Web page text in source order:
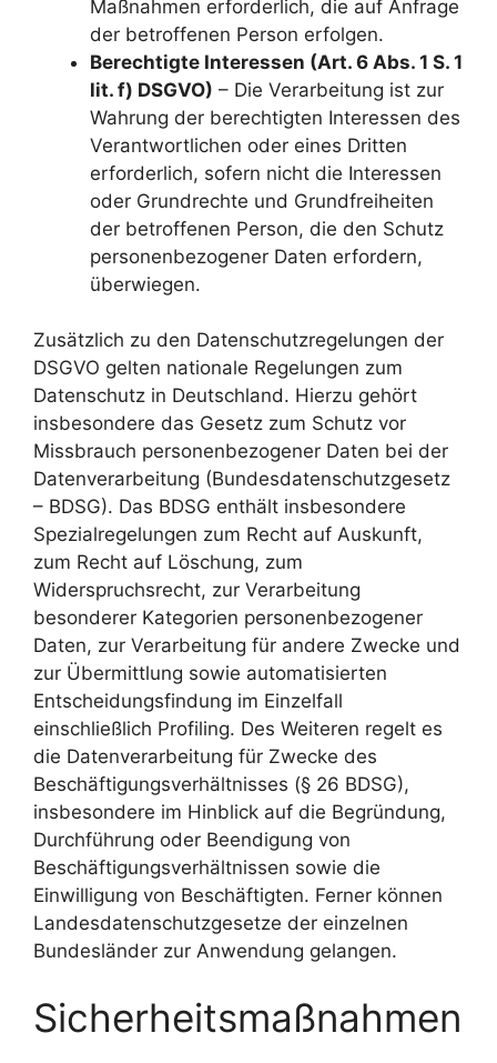
Maßnahmen erforderlich, die auf Anfrage
der betroffenen Person erfolgen.
Berechtigte Interessen (Art. 6 Abs. 1 S. 1
lit. f) DSGVO) – Die Verarbeitung ist zur
Wahrung der berechtigten Interessen des
Verantwortlichen oder eines Dritten
erforderlich, sofern nicht die Interessen
oder Grundrechte und Grundfreiheiten
der betroffenen Person, die den Schutz
personenbezogener Daten erfordern,
überwiegen.
Zusätzlich zu den Datenschutzregelungen der
DSGVO gelten nationale Regelungen zum
Datenschutz in Deutschland. Hierzu gehört
insbesondere das Gesetz zum Schutz vor
Missbrauch personenbezogener Daten bei der
Datenverarbeitung (Bundesdatenschutzgesetz
– BDSG). Das BDSG enthält insbesondere
Spezialregelungen zum Recht auf Auskunft,
zum Recht auf Löschung, zum
Widerspruchsrecht, zur Verarbeitung
besonderer Kategorien personenbezogener
Daten, zur Verarbeitung für andere Zwecke und
zur Übermittlung sowie automatisierten
Entscheidungsfindung im Einzelfall
einschließlich Profiling. Des Weiteren regelt es
die Datenverarbeitung für Zwecke des
Beschäftigungsverhältnisses (§ 26 BDSG),
insbesondere im Hinblick auf die Begründung,
Durchführung oder Beendigung von
Beschäftigungsverhältnissen sowie die
Einwilligung von Beschäftigten. Ferner können
Landesdatenschutzgesetze der einzelnen
Bundesländer zur Anwendung gelangen.
Sicherheitsmaßnahmen